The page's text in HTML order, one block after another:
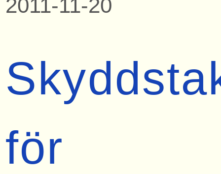
2011-11-20
för